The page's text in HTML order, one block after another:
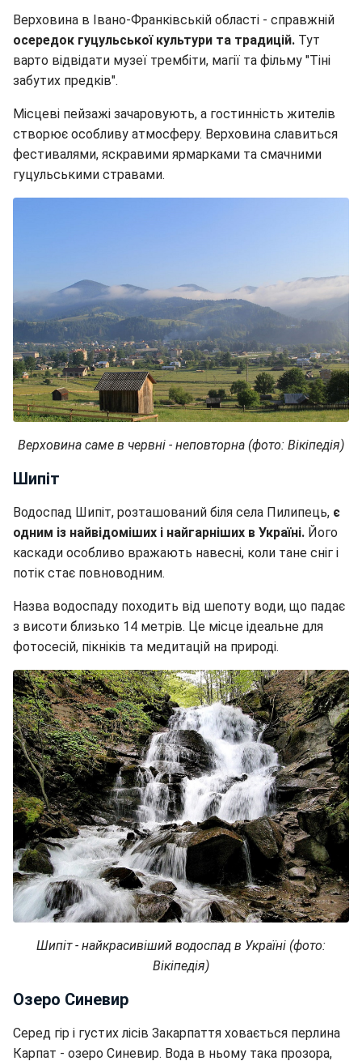
Верховина в Івано-Франківській області - справжній
осередок гуцульської культури та традицій. Тут
варто відвідати музеї трембіти, магії та фільму "Тіні
забутих предків".
Місцеві пейзажі зачаровують, а гостинність жителів
створює особливу атмосферу. Верховина славиться
фестивалями, яскравими ярмарками та смачними
гуцульськими стравами.
Верховина саме в червні - неповторна (фото: Вікіпедія)
Шипіт
Водоспад Шипіт, розташований біля села Пилипець, є
одним із найвідоміших і найгарніших в Україні. Його
каскади особливо вражають навесні, коли тане сніг і
потік стає повноводним.
Назва водоспаду походить від шепоту води, що падає
з висоти близько 14 метрів. Це місце ідеальне для
фотосесій, пікніків та медитацій на природі.
Шипіт - найкрасивіший водоспад в Україні (фото:
Вікіпедія)
Озеро Синевир
Серед гір і густих лісів Закарпаття ховається перлина
Карпат - озеро Синевир. Вода в ньому така прозора,